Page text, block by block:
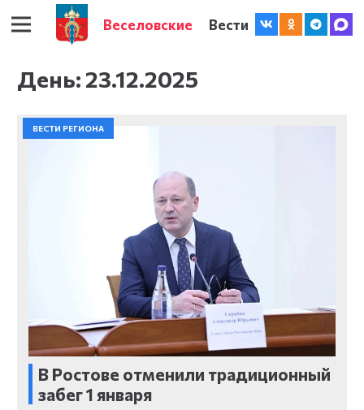
Веселовские Вести
День: 23.12.2025
ВЕСТИ РЕГИОНА
В Ростове отменили традиционный
забег 1 января